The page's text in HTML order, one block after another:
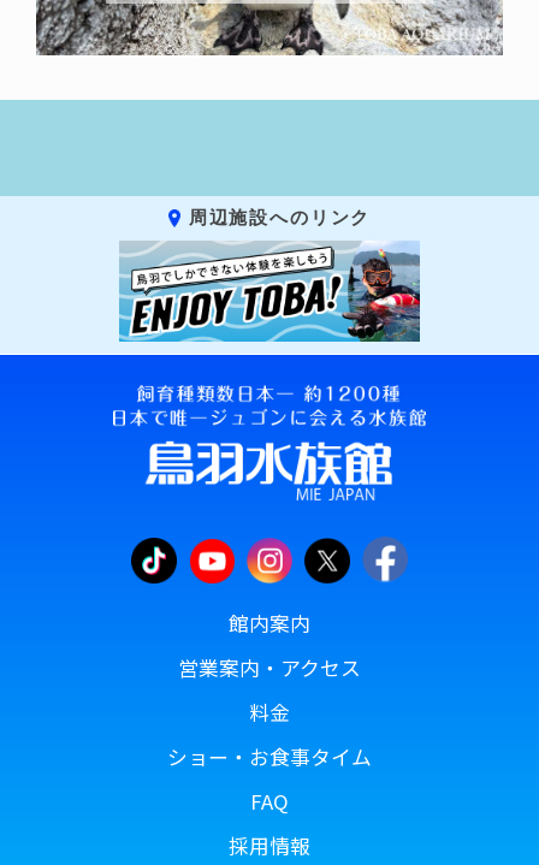
周辺施設へのリンク
館内案内
営業案内・アクセス
料金
ショー・お食事タイム
FAQ
採用情報